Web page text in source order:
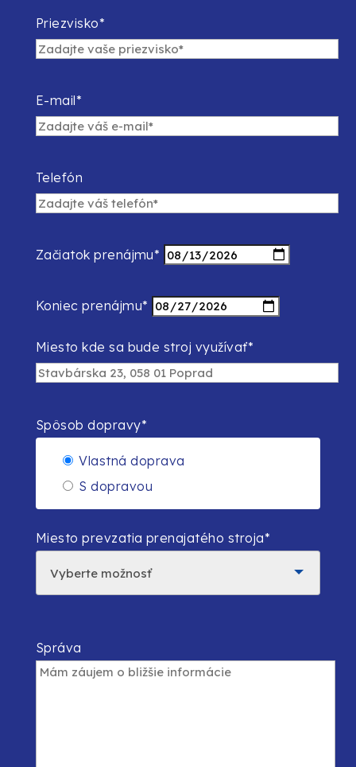
Priezvisko*
E-mail*
Telefón
Začiatok prenájmu*
Koniec prenájmu*
Miesto kde sa bude stroj využívať*
Spôsob dopravy*
Vlastná doprava
S dopravou
Miesto prevzatia prenajatého stroja*
Správa